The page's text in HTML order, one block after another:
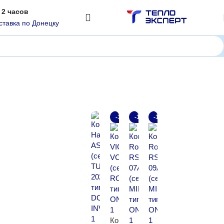
часов
по Донецку
Отображение 1–12 из 127
-18%
Ко
-13% -14%